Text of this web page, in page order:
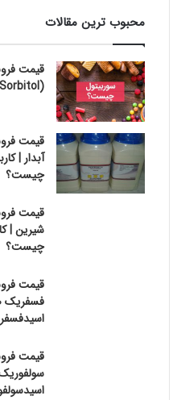
محبوب ترین مقالات
قیمت
(Sorbitol) | کاربرد سوربیتول
قیمت
آبدار |
چیست؟
قیمت
شیرین |
چیست؟
قیمت
فسفریک
قیمت